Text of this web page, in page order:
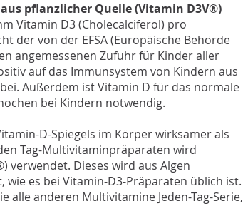
pflanzlicher Quelle (Vitamin D3V®)
Vitamin D3 (Cholecalciferol) pro
der von der EFSA (Europäische Behörde
angemessenen Zufuhr für Kinder aller
auf das Immunsystem von Kindern aus
Außerdem ist Vitamin D für das normale
bei Kindern notwendig.
D-Spiegels im Körper wirksamer als
Tag-Multivitaminpräparaten wird
verwendet. Dieses wird aus Algen
es bei Vitamin-D3-Präparaten üblich ist.
alle anderen Multivitamine Jeden-Tag-Serie,